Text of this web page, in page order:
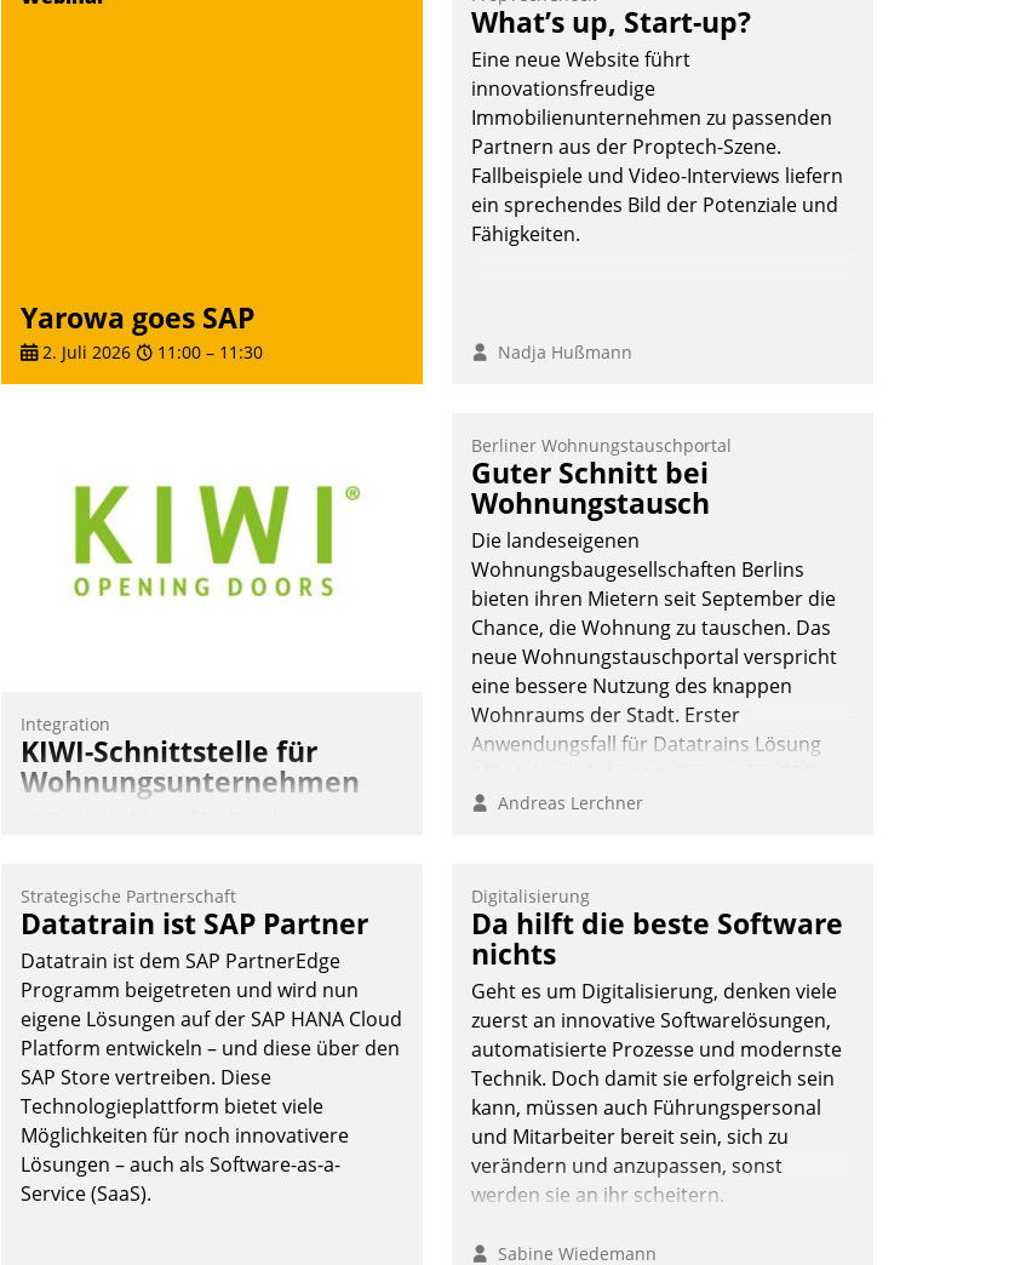
Yarowa goes SAP
2. Juli 2026 11:00 – 11:30
What’s up, Start-up?
Eine neue Website führt
innovationsfreudige
Immobilienunternehmen zu passenden
Partnern aus der Proptech-Szene.
Fallbeispiele und Video-Interviews liefern
ein sprechendes Bild der Potenziale und
Fähigkeiten.
Nadja Hußmann
Integration
KIWI-Schnittstelle für
Wohnungsunternehmen
Softwareentwicklungshaus Datatrain.
Andreas Lerchner
Berliner Wohnungstauschportal
Guter Schnitt bei
Wohnungstausch
Die landeseigenen
Wohnungsbaugesellschaften Berlins
bieten ihren Mietern seit September die
Chance, die Wohnung zu tauschen. Das
neue Wohnungstauschportal verspricht
eine bessere Nutzung des knappen
Wohnraums der Stadt. Erster
Anwendungsfall für Datatrains Lösung
Systemen der Unternehmen.
Andreas Lerchner
Strategische Partnerschaft
Datatrain ist SAP Partner
Datatrain ist dem SAP PartnerEdge
Programm beigetreten und wird nun
eigene Lösungen auf der SAP HANA Cloud
Platform entwickeln – und diese über den
SAP Store vertreiben. Diese
Technologieplattform bietet viele
Möglichkeiten für noch innovativere
Lösungen – auch als Software-as-a-
Service (SaaS).
Digitalisierung
Da hilft die beste Software
nichts
Geht es um Digitalisierung, denken viele
zuerst an innovative Softwarelösungen,
automatisierte Prozesse und modernste
Technik. Doch damit sie erfolgreich sein
kann, müssen auch Führungspersonal
und Mitarbeiter bereit sein, sich zu
verändern und anzupassen, sonst
werden sie an ihr scheitern.
Sabine Wiedemann